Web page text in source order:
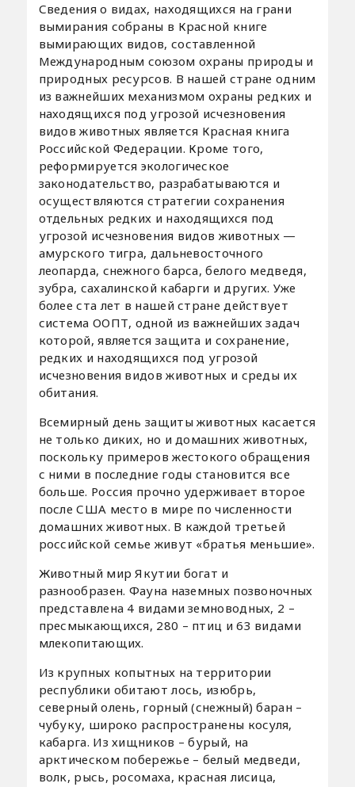
Сведения о видах, находящихся на грани
вымирания собраны в Красной книге
вымирающих видов, составленной
Международным союзом охраны природы и
природных ресурсов. В нашей стране одним
из важнейших механизмом охраны редких и
находящихся под угрозой исчезновения
видов животных является Красная книга
Российской Федерации. Кроме того,
реформируется экологическое
законодательство, разрабатываются и
осуществляются стратегии сохранения
отдельных редких и находящихся под
угрозой исчезновения видов животных —
амурского тигра, дальневосточного
леопарда, снежного барса, белого медведя,
зубра, сахалинской кабарги и других. Уже
более ста лет в нашей стране действует
система ООПТ, одной из важнейших задач
которой, является защита и сохранение,
редких и находящихся под угрозой
исчезновения видов животных и среды их
обитания.
Всемирный день защиты животных касается
не только диких, но и домашних животных,
поскольку примеров жестокого обращения
с ними в последние годы становится все
больше. Россия прочно удерживает второе
после США место в мире по численности
домашних животных. В каждой третьей
российской семье живут «братья меньшие».
Животный мир Якутии богат и
разнообразен. Фауна наземных позвоночных
представлена 4 видами земноводных, 2 –
пресмыкающихся, 280 – птиц и 63 видами
млекопитающих.
Из крупных копытных на территории
республики обитают лось, изюбрь,
северный олень, горный (снежный) баран –
чубуку, широко распространены косуля,
кабарга. Из хищников – бурый, на
арктическом побережье – белый медведи,
волк, рысь, росомаха, красная лисица,